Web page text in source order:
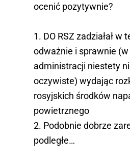
ocenić pozytywnie?
1. DO RSZ zadziałał w
odważnie i sprawnie (w
administracji niestety
oczywiste) wydając
rosyjskich środków
powietrznego
2. ⁠Podobnie dobrze
podległe…